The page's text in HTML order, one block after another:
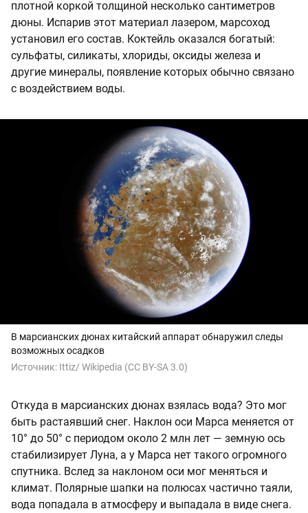
плотной коркой толщиной несколько сантиметров
дюны. Испарив этот материал лазером, марсоход
установил его состав. Коктейль оказался богатый:
сульфаты, силикаты, хлориды, оксиды железа и
другие минералы, появление которых обычно связано
с воздействием воды.
В марсианских дюнах китайский аппарат обнаружил следы
возможных осадков
Источник: Ittiz/ Wikipedia (CC BY-SA 3.0)
Откуда в марсианских дюнах взялась вода? Это мог
быть растаявший снег. Наклон оси Марса меняется от
10° до 50° с периодом около 2 млн лет — земную ось
стабилизирует Луна, а у Марса нет такого огромного
спутника. Вслед за наклоном оси мог меняться и
климат. Полярные шапки на полюсах частично таяли,
вода попадала в атмосферу и выпадала в виде снега.